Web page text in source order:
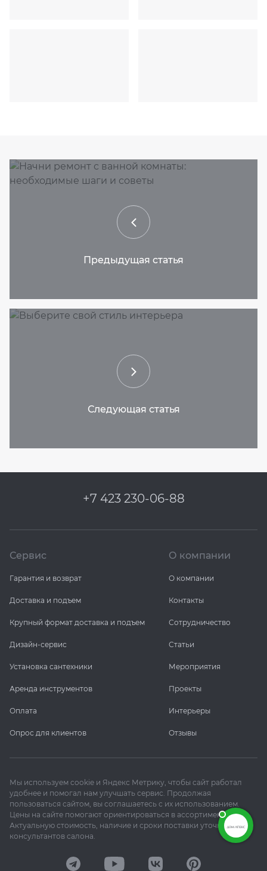
+7 423 230-06-88
Сервис
Гарантия и возврат
Доставка и подъем
Крупный формат доставка и подъем
Дизайн-сервис
Установка сантехники
Аренда инструментов
Оплата
Опрос для клиентов
О компании
О компании
Контакты
Сотрудничество
Статьи
Мероприятия
Проекты
Интерьеры
Отзывы
Мы используем cookie и Яндекс Метрику, чтобы сайт работал
удобнее и помогал нам улучшать сервис. Продолжая
пользоваться сайтом, вы соглашаетесь с их использованием.
Цены на сайте помогают ориентироваться в ассортименте.
Актуальную стоимость, наличие и сроки поставки уточняйте у
консультантов салона.